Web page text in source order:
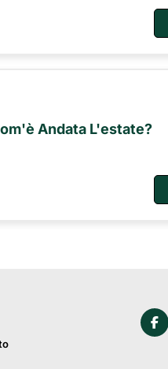
Andata L'estate?